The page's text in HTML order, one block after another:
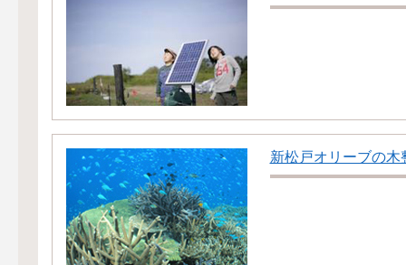
新松戸オリーブの木